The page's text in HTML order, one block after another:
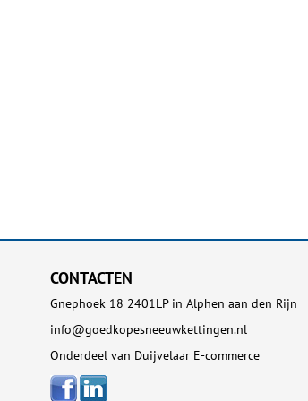
CONTACTEN
Gnephoek 18 2401LP in Alphen aan den Rijn
info@goedkopesneeuwkettingen.nl
Onderdeel van Duijvelaar E-commerce